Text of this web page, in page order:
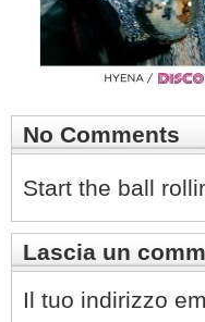
No Comments
Start the ball
Lascia un
Il tuo indirizzo